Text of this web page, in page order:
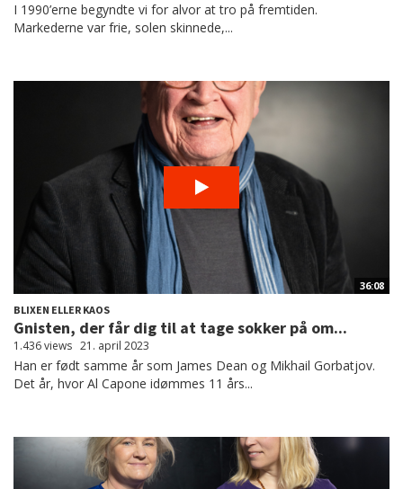
I 1990’erne begyndte vi for alvor at tro på fremtiden.
Markederne var frie, solen skinnede,...
36:08
BLIXEN ELLER KAOS
Gnisten, der får dig til at tage sokker på om...
1.436 views 21. april 2023
Han er født samme år som James Dean og Mikhail Gorbatjov.
Det år, hvor Al Capone idømmes 11 års...